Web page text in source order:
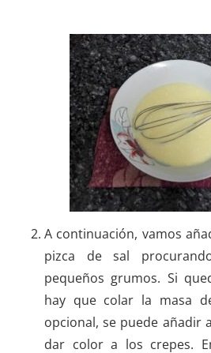
A continuación, vamos
pizca de sal
pequeños grumos. Si
hay que colar la masa
opcional, se puede añadir
dar color a los crepes.